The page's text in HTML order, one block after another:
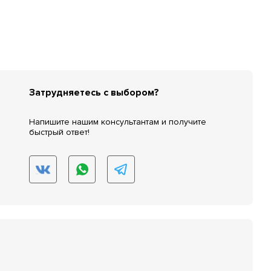
Затрудняетесь с выбором?
Напишите нашим консультантам и получите
быстрый ответ!